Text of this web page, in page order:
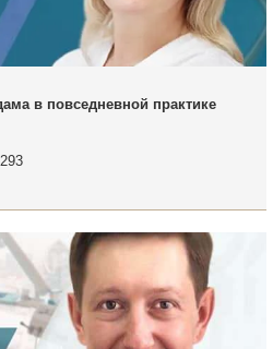
в повседневной практике